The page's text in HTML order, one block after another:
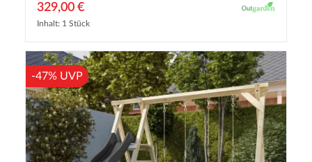
329,00 €
Inhalt: 1 Stück
-47% UVP